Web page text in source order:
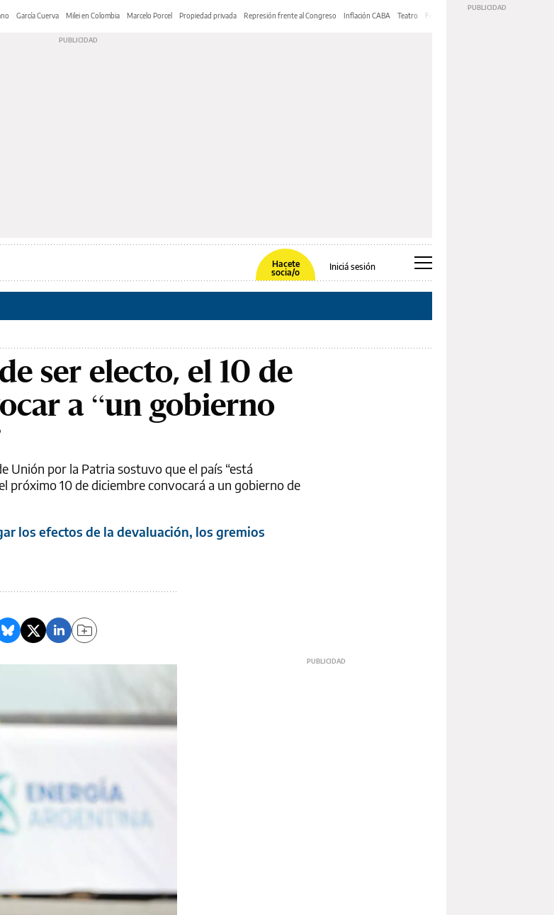
García Cuerva Milei en Colombia Marcelo Porcel Propiedad privada Represión frente al Congreso Inflación CABA Teatro Feria de Editores
Hacete
socia/o
Iniciá sesión
ser electo, el 10 de
a “un gobierno
Unión por la Patria sostuvo que el país “está
próximo 10 de diciembre convocará a un gobierno de
los efectos de la devaluación, los gremios